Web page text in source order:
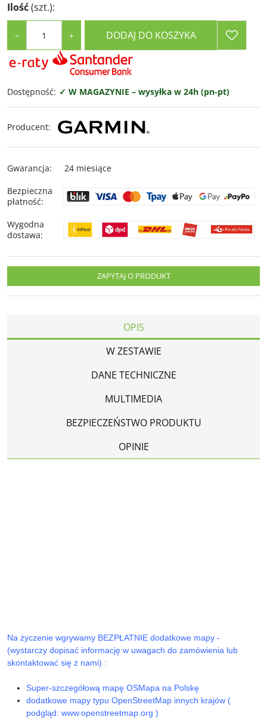
Ilość(szt.):
− + DODAJ DO KOSZYKA
Dostępność: ✓ W MAGAZYNIE – wysyłka w 24h (pn-pt)
Producent:
Gwarancja:
24 miesiące
Bezpieczna
płatność:
Wygodna
dostawa:
ZAPYTAJ O PRODUKT
OPIS
W ZESTAWIE
DANE TECHNICZNE
MULTIMEDIA
BEZPIECZEŃSTWO PRODUKTU
OPINIE
Na życzenie wgrywamy BEZPŁATNIE dodatkowe mapy -
(wystarczy dopisać informację w uwagach do zamówienia lub
skontaktować się z nami) :
Super-szczegółową mapę OSMapa na Polskę
dodatkowe mapy typu OpenStreetMap innych krajów (
podgląd: www.openstreetmap.org )